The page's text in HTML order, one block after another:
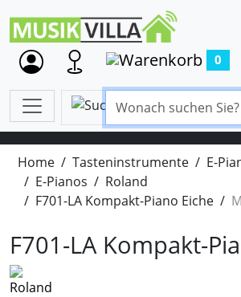
0
Home Tasteninstrumente
E-
E-Pianos
Roland
F701-LA Kompakt-Piano Eiche
F701-LA Kompakt-